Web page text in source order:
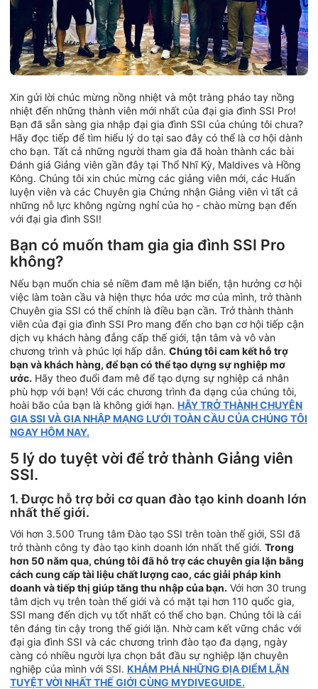
Xin gửi lời chúc mừng nồng nhiệt và một tràng pháo tay nồng
nhiệt đến những thành viên mới nhất của đại gia đình SSI Pro!
Bạn đã sẵn sàng gia nhập đại gia đình SSI của chúng tôi chưa?
Hãy đọc tiếp để tìm hiểu lý do tại sao đây có thể là cơ hội dành
cho bạn. Tất cả những người tham gia đã hoàn thành các bài
Đánh giá Giảng viên gần đây tại Thổ Nhĩ Kỳ, Maldives và Hồng
Kông. Chúng tôi xin chúc mừng các giảng viên mới, các Huấn
luyện viên và các Chuyên gia Chứng nhận Giảng viên vì tất cả
những nỗ lực không ngừng nghỉ của họ - chào mừng bạn đến
với đại gia đình SSI!
Bạn có muốn tham gia gia đình SSI Pro
không?
Nếu bạn muốn chia sẻ niềm đam mê lặn biển, tận hưởng cơ hội
việc làm toàn cầu và hiện thực hóa ước mơ của mình, trở thành
Chuyên gia SSI có thể chính là điều bạn cần. Trở thành thành
viên của đại gia đình SSI Pro mang đến cho bạn cơ hội tiếp cận
dịch vụ khách hàng đẳng cấp thế giới, tận tâm và vô vàn
chương trình và phúc lợi hấp dẫn. Chúng tôi cam kết hỗ trợ
bạn và khách hàng, để bạn có thể tạo dựng sự nghiệp mơ
ước. Hãy theo đuổi đam mê để tạo dựng sự nghiệp cá nhân
phù hợp với bạn! Với các chương trình đa dạng của chúng tôi,
hoài bão của bạn là không giới hạn. HÃY TRỞ THÀNH CHUYÊN
GIA SSI VÀ GIA NHẬP MẠNG LƯỚI TOÀN CẦU CỦA CHÚNG TÔI
NGAY HÔM NAY.
5 lý do tuyệt vời để trở thành Giảng viên
SSI.
1. Được hỗ trợ bởi cơ quan đào tạo kinh doanh lớn
nhất thế giới.
Với hơn 3.500 Trung tâm Đào tạo SSI trên toàn thế giới, SSI đã
trở thành công ty đào tạo kinh doanh lớn nhất thế giới. Trong
hơn 50 năm qua, chúng tôi đã hỗ trợ các chuyên gia lặn bằng
cách cung cấp tài liệu chất lượng cao, các giải pháp kinh
doanh và tiếp thị giúp tăng thu nhập của bạn. Với hơn 30 trung
tâm dịch vụ trên toàn thế giới và có mặt tại hơn 110 quốc gia,
SSI mang đến dịch vụ tốt nhất có thể cho bạn. Chúng tôi là cái
tên đáng tin cậy trong thế giới lặn. Nhờ cam kết vững chắc với
đại gia đình SSI và các chương trình đào tạo đa dạng, ngày
càng có nhiều người lựa chọn bắt đầu sự nghiệp lặn chuyên
nghiệp của mình với SSI. KHÁM PHÁ NHỮNG ĐỊA ĐIỂM LẶN
TUYỆT VỜI NHẤT THẾ GIỚI CÙNG MYDIVEGUIDE.